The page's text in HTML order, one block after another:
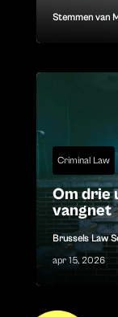
Stemmen van
Criminal Law
Om drie
vangnet
Brussels Law
apr 15, 2026